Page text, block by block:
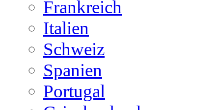
Frankreich
Italien
Schweiz
Spanien
Portugal